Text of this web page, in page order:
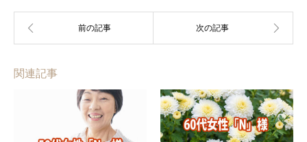
関連記事